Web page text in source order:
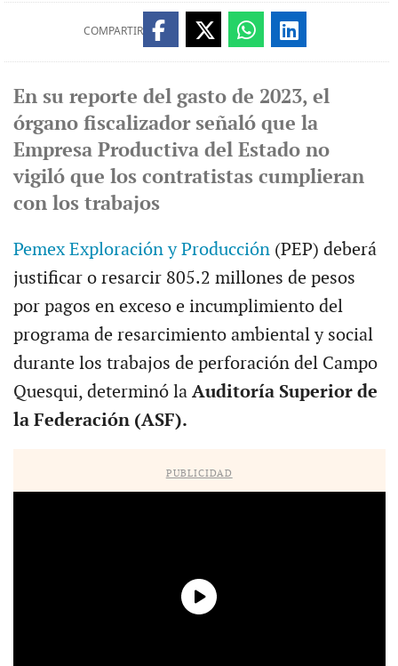
COMPARTIR
En su reporte del gasto de 2023, el
órgano fiscalizador señaló que la
Empresa Productiva del Estado no
vigiló que los contratistas cumplieran
con los trabajos
Pemex Exploración y Producción (PEP) deberá
justificar o resarcir 805.2 millones de pesos
por pagos en exceso e incumplimiento del
programa de resarcimiento ambiental y social
durante los trabajos de perforación del Campo
Quesqui, determinó la Auditoría Superior de
la Federación (ASF).
PUBLICIDAD